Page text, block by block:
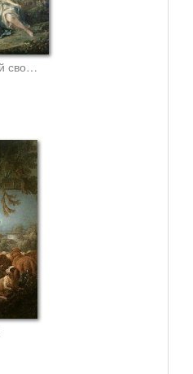
Аполлон, раскрывающий свое божественное происхождение пастушке иссе